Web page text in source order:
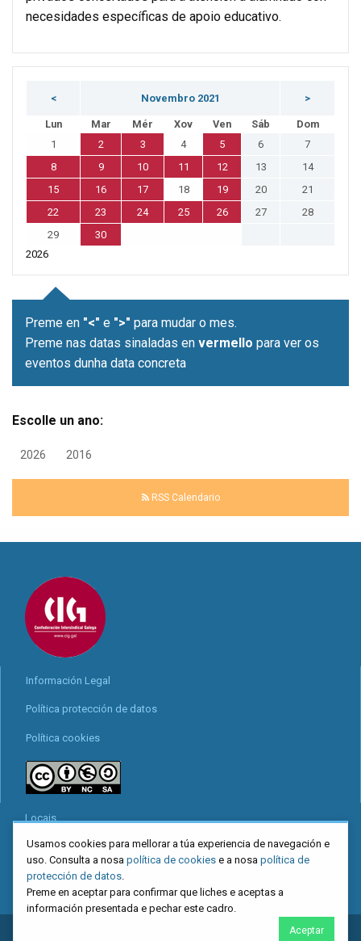
necesidades específicas de apoio educativo.
< Novembro 2021 >
Lun Mar Mér Xov Ven Sáb
Dom
1
2 3 4 5 6
7
8
9 10 11 12 13
14
15
16 17 18 19 20
21
22
23 24 25 26 27
28
29
30
2026
Preme en "<" e ">" para mudar o mes.
Preme nas datas sinaladas en vermello para ver os
eventos dunha data concreta
Escolle un ano:
2026 2016
RSS Calendario
Información Legal
Política protección de datos
Política cookies
Locais
Mapa web
Redes sociais
. Confederación Intersindical Galega - Miguel Ferro Caaveiro
Usamos cookies para mellorar a túa experiencia de navegación e
uso. Consulta a nosa política de cookies e a nosa política de
protección de datos
Preme en aceptar para confirmar que liches e aceptas a
información presentada e pechar este cadro.
Aceptar